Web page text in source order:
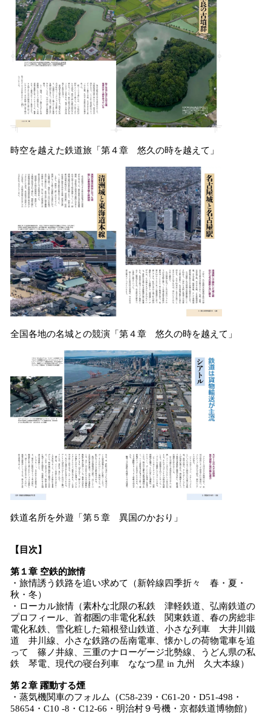
時空を越えた鉄道旅「第４章 悠久の時を越えて」
全国各地の名城との競演「第４章 悠久の時を越えて」
鉄道名所を外遊「第５章 異国のかおり」
【目次】
第 １章 空鉄的旅情
・旅情誘う鉄路を追い求めて（新幹線四季折々 春・夏・
秋・冬）
・ローカル旅情（素朴な北限の私鉄 津軽鉄道、弘南鉄道の
プロフィール、首都圏の非電化私鉄 関東鉄道、春の房総非
電化私鉄、雪化粧した箱根登山鉄道、小さな列車 大井川鐵
道 井川線、小さな鉄路の岳南電車、懐かしの荷物電車を追
って 篠ノ井線、三重のナローゲージ北勢線、うどん県の私
鉄 琴電、現代の寝台列車 ななつ星 in 九州 久大本線）
第 ２章 躍動する煙
・蒸気機関車のフォルム（C58-239・C61-20・D51-498・
58654・C10 -8・C12-66・明治村９号機・京都鉄道博物館）